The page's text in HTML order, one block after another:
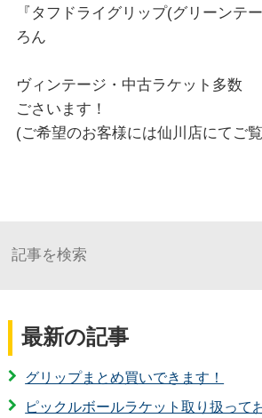
『タフドライグリップ(グリーンテ
ろん
ヴィンテージ・中古ラケット多数
ごさいます！
(ご希望のお客様には仙川店にてご
最新の記事
グリップまとめ買いできます！
ピックルボールラケット取り扱って